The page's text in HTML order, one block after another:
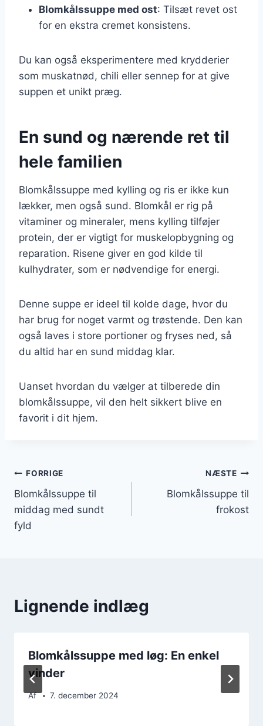
Blomkålssuppe med ost: Tilsæt revet ost
for en ekstra cremet konsistens.
Du kan også eksperimentere med krydderier
som muskatnød, chili eller sennep for at give
suppen et unikt præg.
En sund og nærende ret til
hele familien
Blomkålssuppe med kylling og ris er ikke kun
lækker, men også sund. Blomkål er rig på
vitaminer og mineraler, mens kylling tilføjer
protein, der er vigtigt for muskelopbygning og
reparation. Risene giver en god kilde til
kulhydrater, som er nødvendige for energi.
Denne suppe er ideel til kolde dage, hvor du
har brug for noget varmt og trøstende. Den kan
også laves i store portioner og fryses ned, så
du altid har en sund middag klar.
Uanset hvordan du vælger at tilberede din
blomkålssuppe, vil den helt sikkert blive en
favorit i dit hjem.
Indlægsnavigation
FORRIGE
Blomkålssuppe til
middag med sundt
fyld
NÆSTE
Blomkålssuppe til
frokost
Lignende indlæg
Blomkålssuppe med løg: En enkel
vinder
Af 7. december 2024